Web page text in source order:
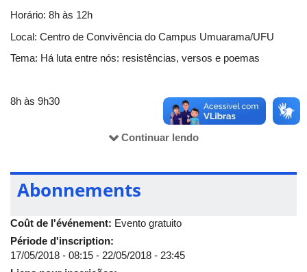
Horário: 8h às 12h
Local: Centro de Convivência do Campus Umuarama/UFU
Tema: Há luta entre nós: resistências, versos e poemas
8h às 9h30
- Acolhida, batuque e café da manhã comunitário
- Manifestações artísticas relacionadas ao tema Luta
- Projeto Dê Lírios
- Declamação de poesia: Tatiana Santana
10h
Continuar lendo
Abonnements
Coût de l'événement: Evento gratuito
Période d'inscription:
17/05/2018 - 08:15 - 22/05/2018 - 23:45